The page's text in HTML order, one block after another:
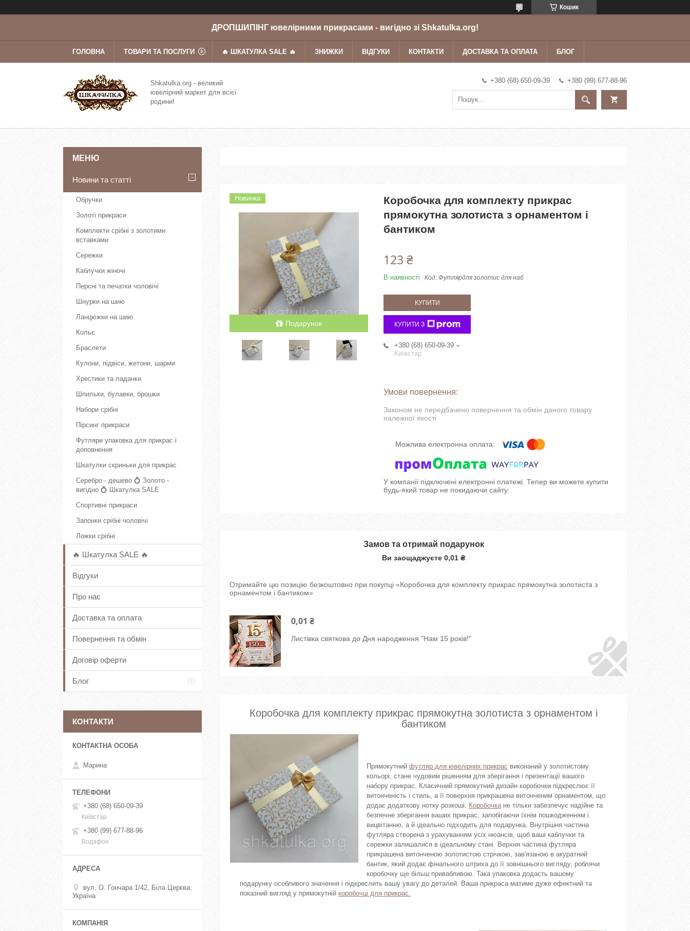
Кошик
ДРОПШИПІНГ ювелірними прикрасами - вигідно зі Shkatulka.org!
ГОЛОВНА ТОВАРИ ТА ПОСЛУГИ 🔥 ШКАТУЛКА SALE 🔥 ЗНИЖКИ ВІДГУКИ КОНТАКТИ ДОСТАВКА ТА ОПЛАТА БЛОГ
Shkatulka.org - великий
ювелірний маркет для всієї
родини!
+380 (68) 650-09-39 +380 (99) 677-88-96
Подарунок
Новинка
Коробочка для комплекту прикрас
прямокутна золотиста з орнаментом і
бантиком
123 ₴
В наявності Код: Футлярдля золотис для наб
КУПИТИ
КУПИТИ З
+380 (68) 650-09-39
Київстар
Законом не передбачено повернення та обмін даного товару
належної якості
У компанії підключені електронні платежі. Тепер ви можете купити
будь-який товар не покидаючи сайту.
Замов та отримай подарунок
Ви заощаджуєте 0,01 ₴
Отримайте цю позицію безкоштовно при покупці «Коробочка для комплекту прикрас прямокутна золотиста з
орнаментом і бантиком»
0,01 ₴
Листівка святкова до Дня народження "Нам 15 років!"
Коробочка для комплекту прикрас прямокутна золотиста з орнаментом і
бантиком
Прямокутний футляр для ювелірних прикрас виконаний у золотистому
кольорі, стане чудовим рішенням для зберігання і презентації вашого
набору прикрас. Класичний прямокутний дизайн коробочки підкреслює її
витонченість і стиль, а її поверхня прикрашена витонченим орнаментом, що
додає додаткову нотку розкоші.
Коробочка не тільки забезпечує надійне та
безпечне зберігання ваших прикрас, запобігаючи їхнім пошкодженням і
вицвітанню, а й ідеально підходить для подарунка. Внутрішня частина
футляра створена з урахуванням усіх нюансів, щоб ваші каблучки та
сережки залишалися в ідеальному стані. Верхня частина футляра
прикрашена витонченою золотистою стрічкою, зав'язаною в акуратний
бантик, який додає фінального штриха до її зовнішнього вигляду, роблячи
коробочку ще більш привабливою. Така упаковка додасть вашому
подарунку особливого значення і підкреслить вашу увагу до деталей. Ваша прикраса матиме дуже ефектний та
показний вигляд у прямокутній коробочці для прикрас.
Новини та статті
Обручки
Золоті прикраси
Комплекти срібні з золотими
вставками
Сережки
Каблучки жіночі
Персні та печатки чоловічі
Шнурки на шию
Ланцюжки на шию
Кольє
Браслети
Кулони, підвіси, жетони, шарми
Хрестики та ладанки
Шпильки, булавки, брошки
Набори срібні
Пірсинг прикраси
Футляри упаковка для прикрас і
доповнення
Шкатулки скриньки для прикрас
Серебро - дешево 💍 Золото -
вигідно 💍 Шкатулка SALE
Спортивні прикраси
Запонки срібні чоловічі
Ложки срібні
🔥 Шкатулка SALE 🔥
Відгуки
Про нас
Доставка та оплата
Повернення та обмін
Договір оферти
Блог
КОНТАКТИ
Марина
+380 (68) 650-09-39
Київстар
+380 (99) 677-88-96
Водафон
вул. О. Гончара 1/42, Біла Церква,
Україна